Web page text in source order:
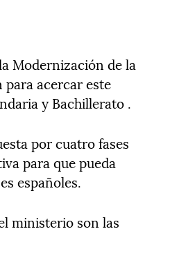
Modernización de la
acercar este
y Bachillerato .
por cuatro fases
para que pueda
españoles.
ministerio son las